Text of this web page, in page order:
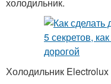
Холодильник